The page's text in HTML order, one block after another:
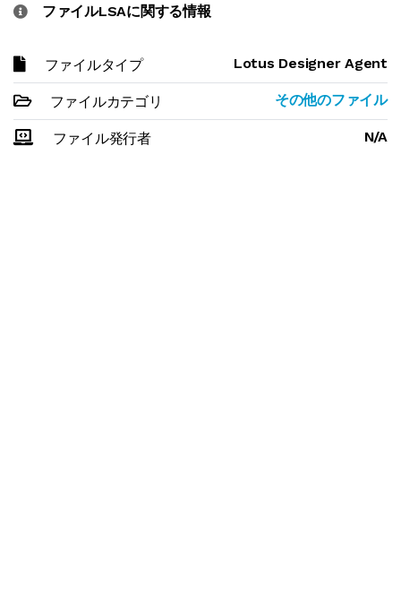
ファイルLSAに関する情報
ファイルタイプ Lotus Designer Agent
ファイルカテゴリ その他のファイル
ファイル発行者 N/A